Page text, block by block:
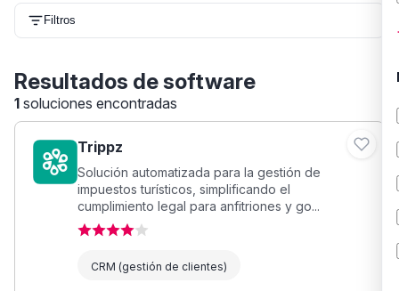
Filtros
Resultados de software
1 soluciones encontradas
Trippz
Solución automatizada para la gestión de
impuestos turísticos, simplificando el
cumplimiento legal para anfitriones y go...
CRM (gestión de clientes)